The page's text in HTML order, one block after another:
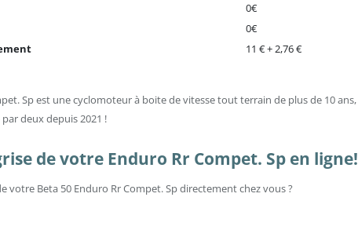
0€
0€
11 € + 2,76 €
Sp est une cyclomoteur à boite de vitesse tout terrain de plus de 10 ans,
deux depuis 2021 !
de votre Enduro Rr Compet. Sp en ligne!
votre Beta 50 Enduro Rr Compet. Sp directement chez vous ?